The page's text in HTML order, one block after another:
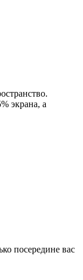
экрана, а
посередине вас